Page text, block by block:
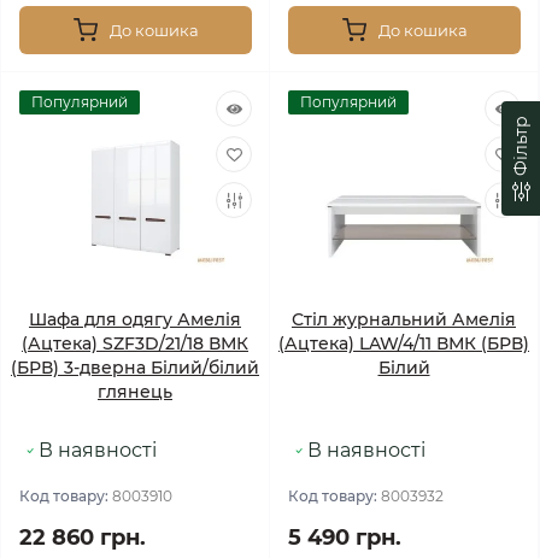
Фільтр
До кошика До кошика
Популярний
Шафа для одягу Амелія
(Ацтека) SZF3D/21/18 ВМК
(БРВ) 3-дверна Білий/білий
глянець
В наявності
Код товару: 8003910
22 860 грн.
Популярний
Стіл журнальний Амелія
(Ацтека) LAW/4/11 ВМК (БРВ)
Білий
В наявності
Код товару: 8003932
5 490 грн.